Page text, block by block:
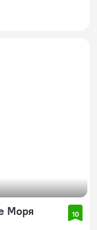
Моря 10